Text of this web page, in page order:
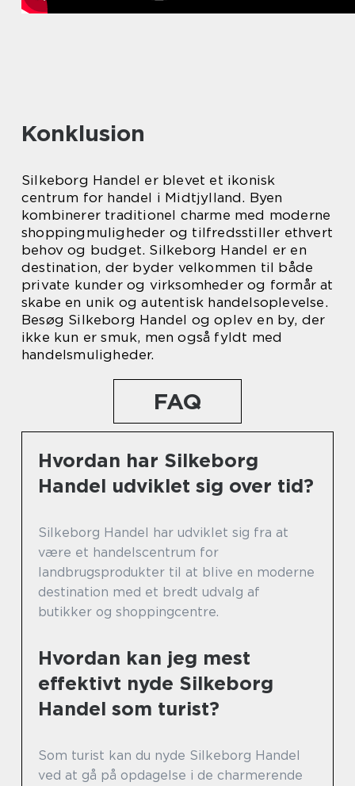
Konklusion
Silkeborg Handel er blevet et ikonisk
centrum for handel i Midtjylland. Byen
kombinerer traditionel charme med moderne
shoppingmuligheder og tilfredsstiller ethvert
behov og budget. Silkeborg Handel er en
destination, der byder velkommen til både
private kunder og virksomheder og formår at
skabe en unik og autentisk handelsoplevelse.
Besøg Silkeborg Handel og oplev en by, der
ikke kun er smuk, men også fyldt med
handelsmuligheder.
FAQ
Hvordan har Silkeborg
Handel udviklet sig over tid?
Silkeborg Handel har udviklet sig fra at
være et handelscentrum for
landbrugsprodukter til at blive en moderne
destination med et bredt udvalg af
butikker og shoppingcentre.
Hvordan kan jeg mest
effektivt nyde Silkeborg
Handel som turist?
Som turist kan du nyde Silkeborg Handel
ved at gå på opdagelse i de charmerende